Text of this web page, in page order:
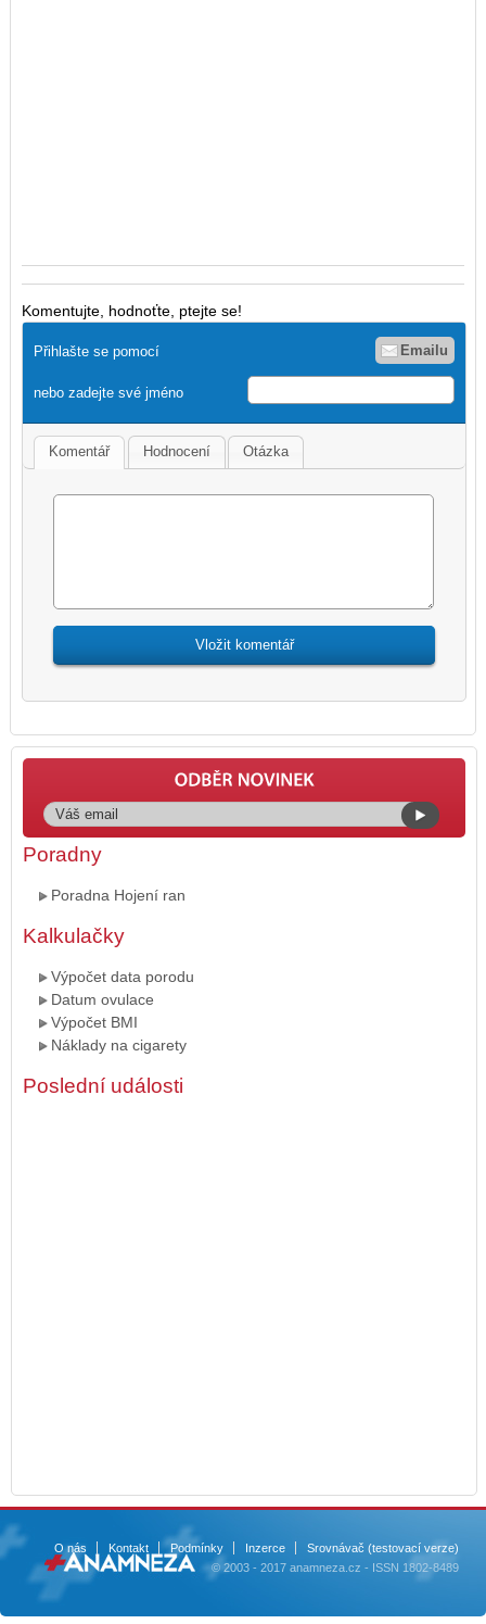
Komentujte, hodnoťte, ptejte se!
Přihlašte se pomocí Emailu
nebo zadejte své jméno
Komentář Hodnocení Otázka
Poradny
Poradna Hojení ran
Kalkulačky
Výpočet data porodu
Datum ovulace
Výpočet BMI
Náklady na cigarety
Poslední události
O nás Kontakt Podmínky Inzerce
Srovnávač (testovací verze)
© 2003 - 2017 anamneza.cz - ISSN 1802-8489